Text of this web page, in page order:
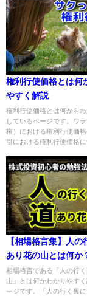
権利行使価格とは何
やすく解説
権利行使価格とは何かを
しているページです。ワ
権）における権利行使価
引における権利行使価格に
【相場格言集】人の
あり花の山とは何か
すく解説
相場格言である「人の行
山」とは何かわかりやす
ージです。「人の行く裏に